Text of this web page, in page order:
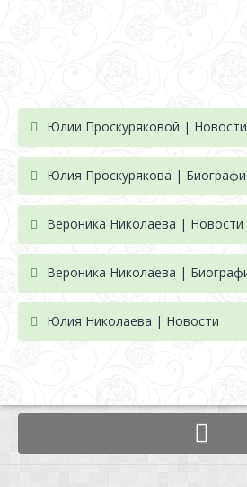
Юлии Проскуряковой | Новости
Юлия Проскурякова |
Вероника Николаева | Новости
Вероника Николаева |
Юлия Николаева | Новости